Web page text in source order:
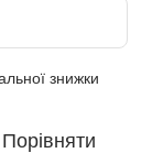
знижки
Порівняти